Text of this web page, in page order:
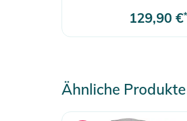
129,90 €*
Ähnliche Produkte